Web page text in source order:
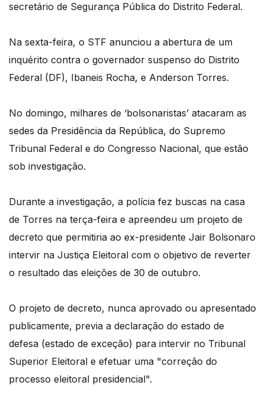
secretário de Segurança Pública do Distrito Federal.
Na sexta-feira, o STF anunciou a abertura de um
inquérito contra o governador suspenso do Distrito
Federal (DF), Ibaneis Rocha, e Anderson Torres.
No domingo, milhares de ‘bolsonaristas’ atacaram as
sedes da Presidência da República, do Supremo
Tribunal Federal e do Congresso Nacional, que estão
sob investigação.
Durante a investigação, a polícia fez buscas na casa
de Torres na terça-feira e apreendeu um projeto de
decreto que permitiria ao ex-presidente Jair Bolsonaro
intervir na Justiça Eleitoral com o objetivo de reverter
o resultado das eleições de 30 de outubro.
O projeto de decreto, nunca aprovado ou apresentado
publicamente, previa a declaração do estado de
defesa (estado de exceção) para intervir no Tribunal
Superior Eleitoral e efetuar uma "correção do
processo eleitoral presidencial".